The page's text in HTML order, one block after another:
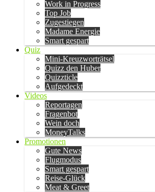
Work in Progress
Top Job
Zugestiegen
Madame Energie
Smart gespart
Quiz
Mini-Kreuzworträtsel
Quizz den Huber
Quizzticle
Aufgedeckt
Videos
Reportagen
Fragenbot
Wein doch
MoneyTalks
Promotionen
Gute News
Flugmodus
Smart gespart
Reise-Glück
Meat & Greet